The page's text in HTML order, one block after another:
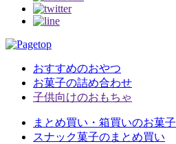
おすすめのおやつ
お菓子の詰め合わせ
子供向けのおもちゃ
まとめ買い・箱買いのお菓子
スナック菓子のまとめ買い